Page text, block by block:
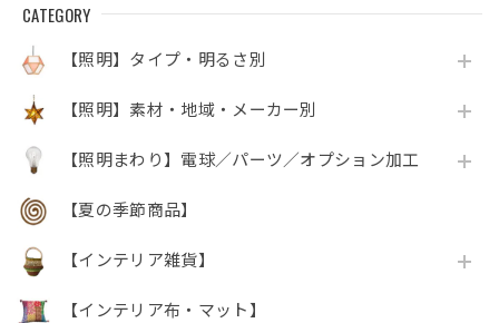
CATEGORY
【照明】タイプ・明るさ別
【照明】素材・地域・メーカー別
【照明まわり】電球／パーツ／オプション加工
【夏の季節商品】
【インテリア雑貨】
【インテリア布・マット】